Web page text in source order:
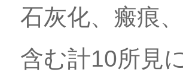
石灰化、瘢痕
含む計10所見